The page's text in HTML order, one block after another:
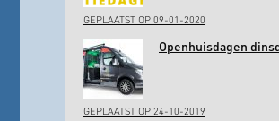
GEPLAATST OP 09-01-2020
Openhuisdagen
GEPLAATST OP 24-10-2019